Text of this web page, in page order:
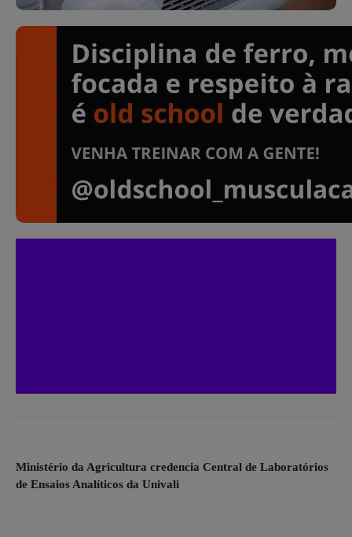
Ministério da Agricultura credencia Central de Laboratórios
de Ensaios Analíticos da Univali